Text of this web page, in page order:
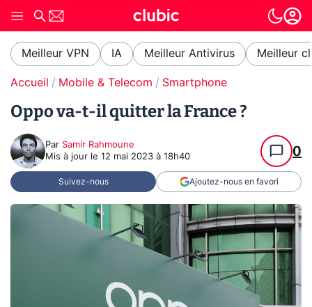
Meilleur VPN IA Meilleur Antivirus Meilleur
Accueil Mobile & Telecom Smartphone
Oppo va-t-il quitter la France ?
Par Samir Rahmoune
Mis à jour le 12 mai 2023 à 18h40 0
Suivez-nous Ajoutez-nous en favori